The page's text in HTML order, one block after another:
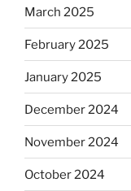
March 2025
February 2025
January 2025
December 2024
November 2024
October 2024